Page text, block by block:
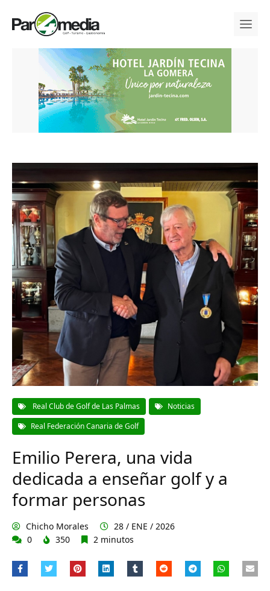
Real Club de Golf de Las Palmas
Noticias
Real Federación Canaria de Golf
Emilio Perera, una vida
dedicada a enseñar golf y a
formar personas
Chicho Morales
28 / ENE / 2026
0
350 2 minutos